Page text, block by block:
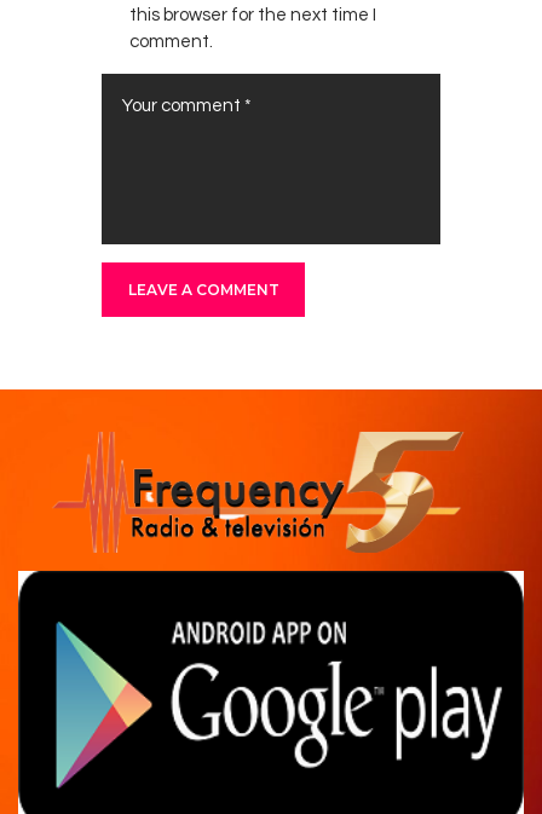
this browser for the next time I
comment.